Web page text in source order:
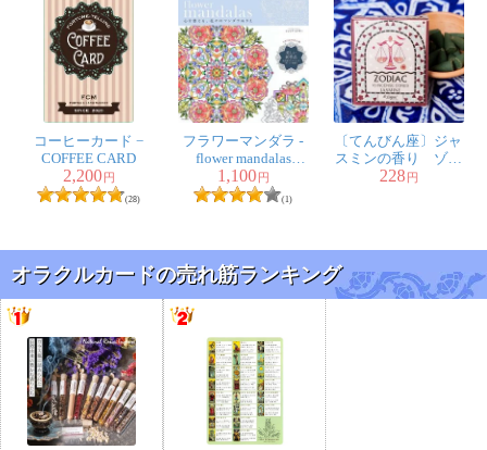
コーヒーカード −
COFFEE CARD
2,200円
(28)
フラワーマンダラ -
flower mandalas
Coloring mandala of
flowers to prepare your
1,100円
(1)
〔てんびん座〕ジャ
スミンの香り ゾデ
ィアック 黄道十二
228円
オラクルカードの売れ筋ランキング